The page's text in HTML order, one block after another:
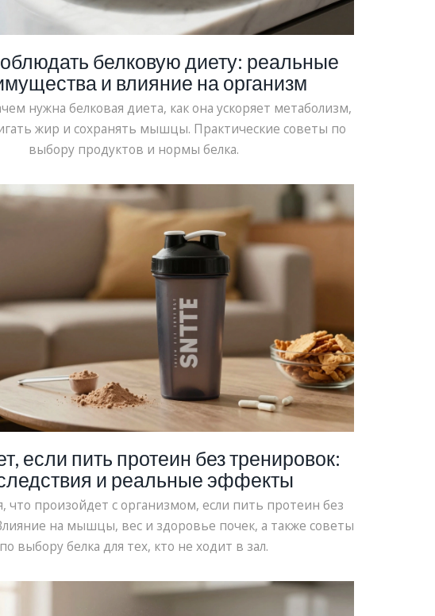
белковую диету: реальные
и влияние на организм
нужна белковая диета, как она ускоряет метаболизм,
жир и сохранять мышцы. Практические советы по
выбору продуктов и нормы белка.
если пить протеин без тренировок:
и реальные эффекты
что произойдет с организмом, если пить протеин без
на мышцы, вес и здоровье почек, а также советы
по выбору белка для тех, кто не ходит в зал.